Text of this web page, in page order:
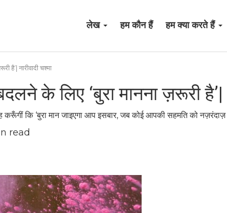
लेख हम कौन हैं हम क्या करते हैं
है’| नारीवादी चश्मा
के लिए ‘बुरा मानना ज़रूरी है’|
कि ‘बुरा मान जाइएगा आप इसबार, जब कोई आपकी सहमति को
read